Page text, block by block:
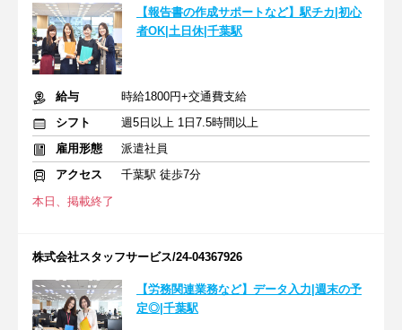
【報告書の作成サポートなど】駅チカ|初心
者OK|土日休|千葉駅
給与
時給1800円+交通費支給
シフト
週5日以上 1日7.5時間以上
雇用形態
派遣社員
アクセス
千葉駅 徒歩7分
本日、掲載終了
株式会社スタッフサービス/24-04367926
【労務関連業務など】データ入力|週末の予
定◎|千葉駅